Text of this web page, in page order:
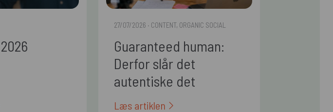
27/07/2026 · CONTENT, ORGANIC SOCIAL
Guaranteed human:
Derfor slår det
autentiske det
polerede i 2026
Læs artiklen